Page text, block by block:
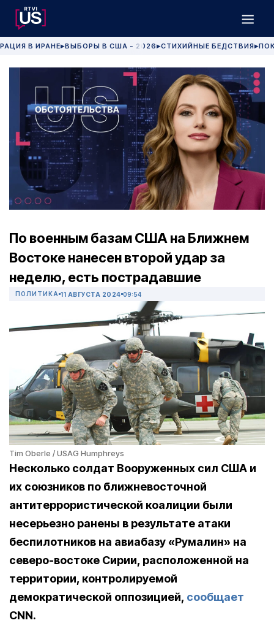
В ИРАНЕ▶ВЫБОРЫ В США - 2026 ▶СТИХИЙНЫЕ БЕДСТВИЯ▶
По военным базам США на Ближнем
Востоке нанесен второй удар за
неделю, есть пострадавшие
ПОЛИТИКА 11 АВГУСТА 2024 09:54
Tim Oberle / USAG Humphreys
Несколько солдат Вооруженных сил США и
их союзников по ближневосточной
антитеррористической коалиции были
несерьезно ранены в результате атаки
беспилотников на авиабазу «Румалин» на
северо-востоке Сирии, расположенной на
территории, контролируемой
демократической оппозицией, сообщает
CNN.